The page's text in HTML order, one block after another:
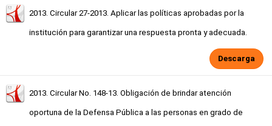
2013. Circular 27-2013. Aplicar las políticas aprobadas por la
institución para garantizar una respuesta pronta y adecuada.
Descarga
2013. Circular No. 148-13. Obligación de brindar atención
oportuna de la Defensa Pública a las personas en grado de